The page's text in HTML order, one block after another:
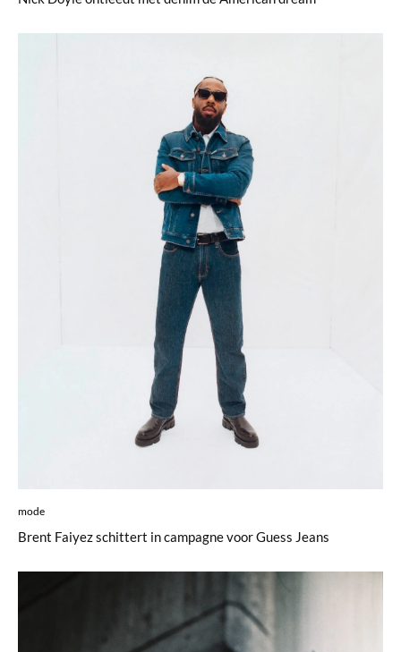
mode
Brent Faiyez schittert in campagne voor Guess Jeans